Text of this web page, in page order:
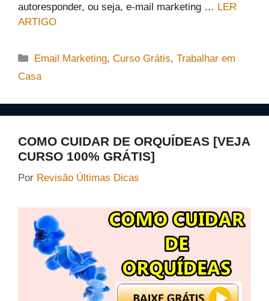
autoresponder, ou seja, e-mail marketing … LER
ARTIGO
Categorias
Email Marketing,Curso Grátis,Trabalhar em
Casa
COMO CUIDAR DE ORQUÍDEAS [VEJA
CURSO 100% GRÁTIS]
Por Revisão Últimas Dicas